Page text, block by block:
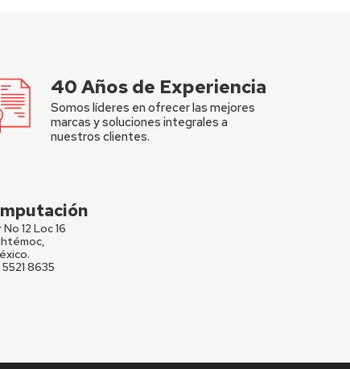
40 Años de Experiencia
Somos líderes en ofrecer las mejores
marcas y soluciones integrales a
nuestros clientes.
12 Loc 16
8635